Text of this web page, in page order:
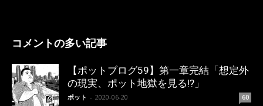
コメントの多い記事
【ポットブログ59】第一章完結「想定外
の現実、ポット地獄を見る!?」
ポット - 2020-06-20 60